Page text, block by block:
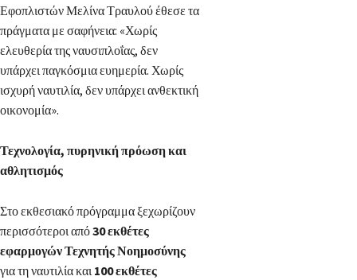
Εφοπλιστών Μελίνα Τραυλού έθεσε τα
πράγματα με σαφήνεια: «Χωρίς
ελευθερία της ναυσιπλοΐας, δεν
υπάρχει παγκόσμια ευημερία. Χωρίς
ισχυρή ναυτιλία, δεν υπάρχει ανθεκτική
οικονομία».
Τεχνολογία, πυρηνική πρόωση και
αθλητισμός
Στο εκθεσιακό πρόγραμμα ξεχωρίζουν
περισσότεροι από30 εκθέτες
εφαρμογών Τεχνητής Νοημοσύνης
για τη ναυτιλία και100 εκθέτες